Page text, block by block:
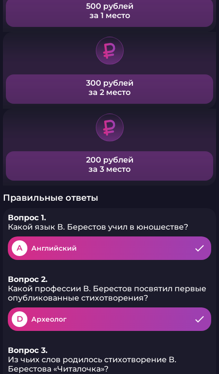
500 рублей
за 1 место
300 рублей
за 2 место
200 рублей
за 3 место
Правильные ответы
Вопрос 1.
Какой язык В. Берестов учил в юношестве?
A Английский
Вопрос 2.
Какой профессии В. Берестов посвятил первые
опубликованные стихотворения?
D Археолог
Вопрос 3.
Из чьих слов родилось стихотворение В.
Берестова «Читалочка»?